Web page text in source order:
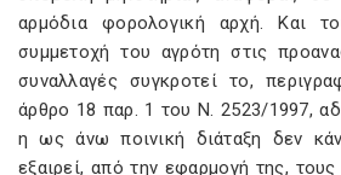
αρμόδια φορολογική αρχή. Και
συμμετοχή του αγρότη στις
συναλλαγές συγκροτεί το,
άρθρο 18 παρ. 1 του Ν. 2523/1997,
η ως άνω ποινική διάταξη δεν
εξαιρεί, από την εφαρμογή της,